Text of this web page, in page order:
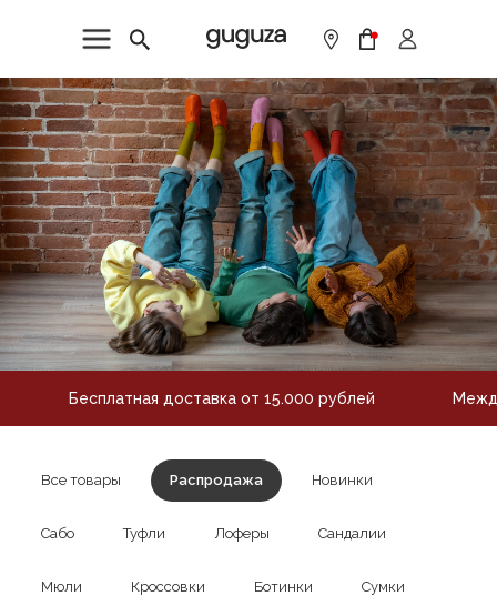
Бесплатная доставка от 15.000 рублей
Все товары Распродажа Новинки
Сабо Туфли Лоферы Сандалии
Мюли Кроссовки Ботинки Сумки